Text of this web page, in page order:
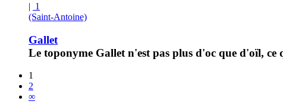
| 1
(Saint-Antoine)
Gallet
Le toponyme Gallet n'est pas plus d'oc que d'oïl,
1
2
∞